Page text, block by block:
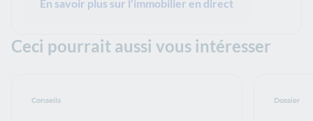
En savoir plus sur l'immobilier en direct
Ceci pourrait aussi vous intéresser
Conseils Dossier